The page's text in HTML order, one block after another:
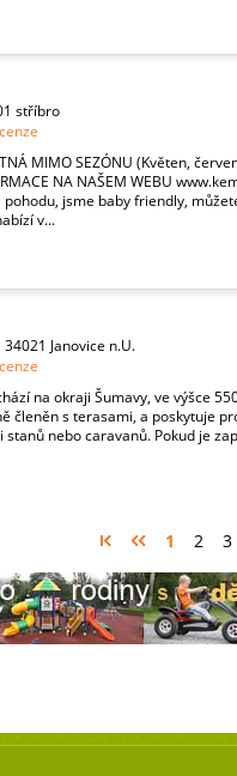
stříbro
MIMO SEZÓNU (Květen,
NA NAŠEM WEBU
pohodu, jsme baby friendly,
v...
Janovice n.U.
na okraji Šumavy, ve výšce
členěn s terasami, a poskytuje
stanů nebo caravanů. Pokud je
1 2 3